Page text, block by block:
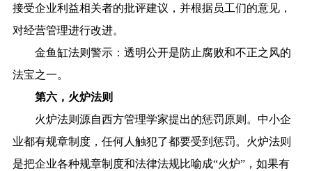
接受企业利益相关者的批评建议，并根据员工们的意见，
对经营管理进行改进。
金鱼缸法则警示：透明公开是防止腐败和不正之风的
法宝之一。
第六，火炉法则
火炉法则源自西方管理学家提出的惩罚原则。中小企
业都有规章制度，任何人触犯了都要受到惩罚。火炉法则
是把企业各种规章制度和法律法规比喻成“火炉”，如果有